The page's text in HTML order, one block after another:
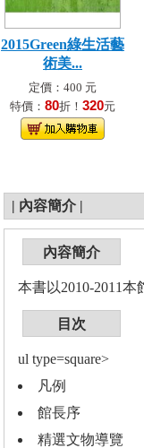
2015Green綠生活藝
術美...
定價：400 元
特價： 80折！ 320元
| 內容簡介 |
內容簡介
本書以2010-2011
目次
ul type=square>
凡例
館長序
精選文物導覽